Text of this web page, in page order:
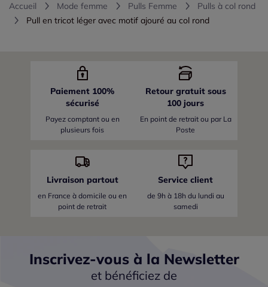
Accueil Mode femme Pulls Femme
Pulls à col rond
Pull en tricot léger avec motif ajouré au col rond
Paiement 100%
sécurisé
Payez comptant ou en
plusieurs fois
Retour gratuit sous
100 jours
En point de retrait ou par La
Poste
Livraison partout
en France à domicile ou en
point de retrait
Service client
de 9h à 18h du lundi au
samedi
Inscrivez-vous à la Newsletter
et bénéficiez de